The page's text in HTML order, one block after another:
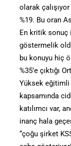
olarak
%19. Bu oran
En kritik sonuç
göstermelik
bu konuyu hiç
%35’e çıktığı
Yüksek eğitimli
kapsamında
katılımcı var,
inanç hala
“çoğu şirket